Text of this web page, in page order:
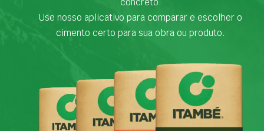
Use nosso aplicativo para comparar e escolher o
cimento certo para sua obra ou produto.